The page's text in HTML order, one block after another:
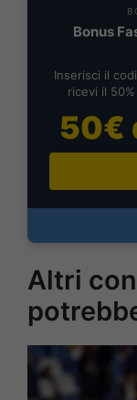
Bonus
Inserisci il
ricevi il
50€
Altri